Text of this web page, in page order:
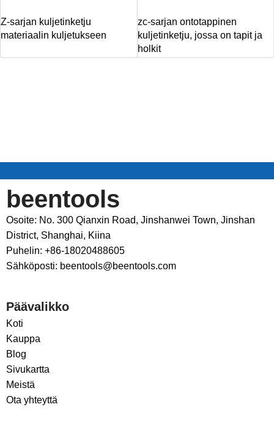
Z-sarjan kuljetinketju
materiaalin kuljetukseen
zc-sarjan ontotappinen
kuljetinketju, jossa on tapit ja
holkit
beentools
Osoite: No. 300 Qianxin Road, Jinshanwei Town, Jinshan
District, Shanghai, Kiina
Puhelin: +86-18020488605
Sähköposti: beentools@beentools.com
Päävalikko
Koti
Kauppa
Blog
Sivukartta
Meistä
Ota yhteyttä